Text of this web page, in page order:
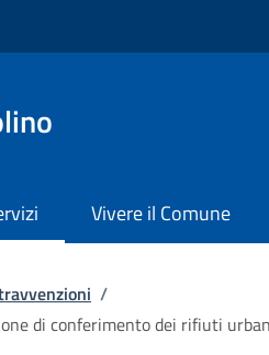
Vivere il Comune
/
di conferimento dei rifiuti